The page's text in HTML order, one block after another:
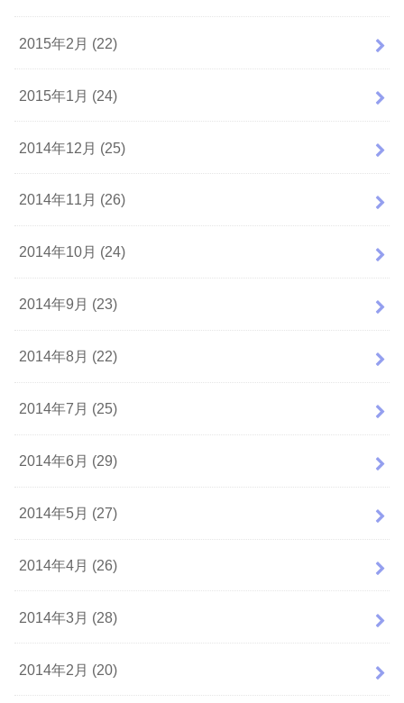
2015年2月 (22)
2015年1月 (24)
2014年12月 (25)
2014年11月 (26)
2014年10月 (24)
2014年9月 (23)
2014年8月 (22)
2014年7月 (25)
2014年6月 (29)
2014年5月 (27)
2014年4月 (26)
2014年3月 (28)
2014年2月 (20)